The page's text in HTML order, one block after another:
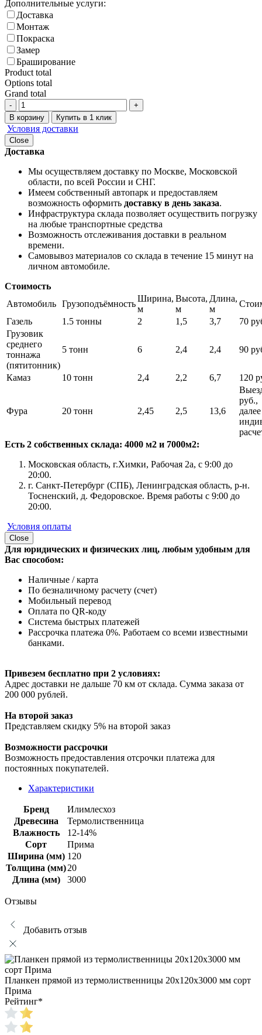
Дополнительные услуги:
Доставка
Монтаж
Покраска
Замер
Браширование
Product total
Options total
Grand total
-
+
В корзину
Купить в 1 клик
Условия доставки
Close
Доставка
Мы осуществляем доставку по Москве, Московской
области, по всей России и СНГ.
Имеем собственный автопарк и предоставляем
возможность оформить доставку в день заказа.
Инфраструктура склада позволяет осуществить погрузку
на любые транспортные средства
Возможность отслеживания доставки в реальном
времени.
Самовывоз материалов со склада в течение 15 минут на
личном автомобиле.
Стоимость
Автомобиль Грузоподъёмность
Ширина,
м
Высота,
м
Длина,
м
Газель
1.5 тонны 2 1,5 3,7
70
Грузовик
среднего
тоннажа
(пятитонник)
5 тонн 6 2,4 2,4 90
Камаз 10 тонн 2,4 2,2 6,7 120
Фура 20 тонн 2,45 2,5 13,6
руб.,
далее
Есть 2 собственных склада: 4000 м2 и 7000м2:
Московская область, г.Химки, Рабочая 2а, с 9:00 до
20:00.
г. Санкт-Петербург (СПБ), Ленинградская область, р-н.
Тосненский, д. Федоровское. Время работы с 9:00 до
20:00.
Условия оплаты
Close
Для юридических и физических лиц, любым удобным для
Вас способом:
Наличные / карта
По безналичному расчету (счет)
Мобильный перевод
Оплата по QR-коду
Система быстрых платежей
Рассрочка платежа 0%. Работаем со всеми известными
банками.
Привезем бесплатно при 2 условиях:
Адрес доставки не дальше 70 км от склада. Сумма заказа от
200 000 рублей.
На второй заказ
Представляем скидку 5% на второй заказ
Возможности рассрочки
Возможность предоставления отсрочки платежа для
постоянных покупателей.
Характеристики
Бренд
Илимлесхоз
Древесина
Термолиственница
Влажность
12-14%
Сорт
Прима
Ширина (мм) 120
Толщина (мм)20
Длина (мм)
3000
Отзывы
Добавить отзыв
Планкен прямой из термолиственницы 20х120х3000 мм сорт
Прима
Рейтинг*